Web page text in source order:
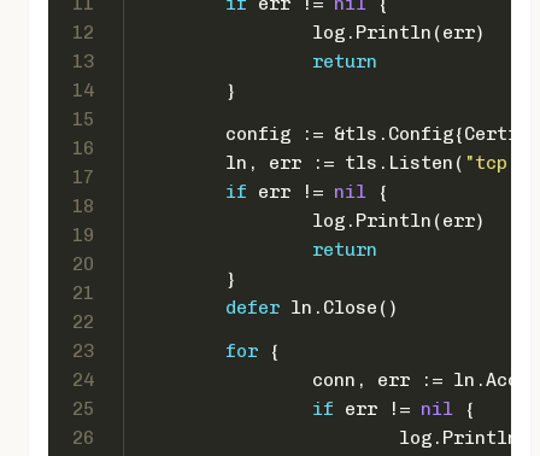
12
13
14
15
16
17
18
19
20
21
22
23
24
25
26
		log.Println(err)
return
	}
config :=
	ln, err := tls.Listen(
"tcp"
if err != nil {
		log.Println(err)
return
	}
defer ln.Close()
for {
conn, err :=
if err != nil {